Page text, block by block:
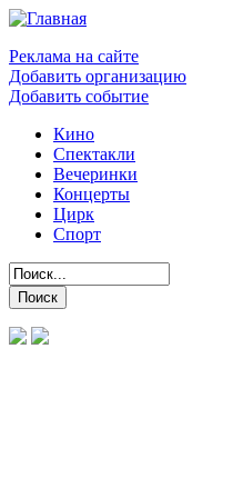
Реклама на сайте
Добавить организацию
Добавить событие
Кино
Спектакли
Вечеринки
Концерты
Цирк
Спорт